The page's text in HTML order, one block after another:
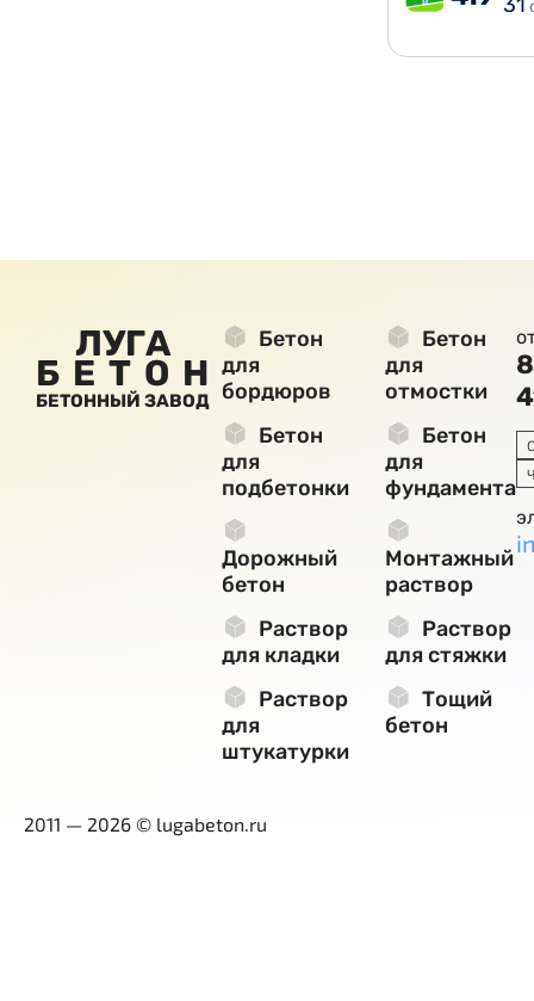
ЛУГА
БЕТОН
БЕТОННЫЙ ЗАВОД
Бетон
для
бордюров
Бетон
для
отмостки
Бетон
для
подбетонки
Бетон
для
фундамента
Дорожный
бетон
Монтажный
раствор
Раствор
для кладки
Раствор
для стяжки
Раствор
для
штукатурки
Тощий
бетон
2011 — 2026 © lugabeton.ru